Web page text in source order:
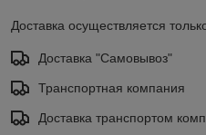
Доставка осуществляется
Доставка "Самовывоз"
Транспортная компания
Доставка транспортом